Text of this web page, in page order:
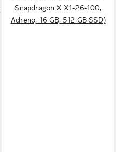
Snapdragon X X1-26-100,
Adreno, 16 GB, 512 GB SSD)